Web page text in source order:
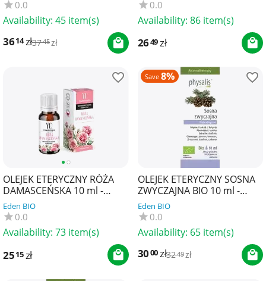
0.0
Availability: 45 item(s)
3614zł3745zł
0.0
Availability: 86 item(s)
2649zł
OLEJEK ETERYCZNY RÓŻA
DAMASCEŃSKA 10 ml -
YOUR CANDLE
Eden BIO
0.0
Availability: 73 item(s)
2515zł
Save 8%
OLEJEK ETERYCZNY SOSNA
ZWYCZAJNA BIO 10 ml -
PHYSALIS
Eden BIO
0.0
Availability: 65 item(s)
3000zł3249zł